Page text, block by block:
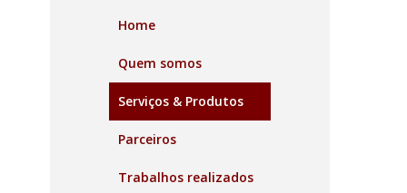
Home
Quem somos
Serviços & Produtos
Parceiros
Trabalhos realizados